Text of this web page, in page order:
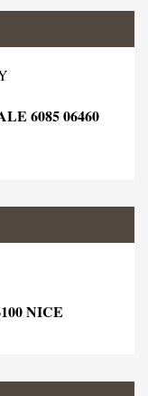
6085 06460
NICE